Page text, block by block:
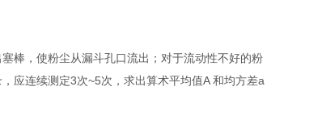
棒，使粉尘从漏斗孔口流出；对于流动性不好的粉
应连续测定3次~5次，求出算术平均值A 和均方差a